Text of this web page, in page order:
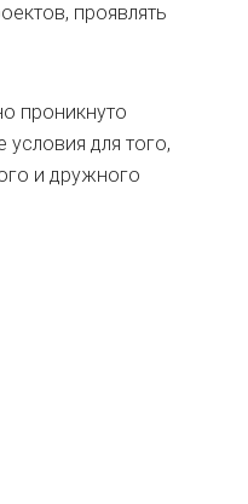
проявлять
проникнуто
для того,
и дружного